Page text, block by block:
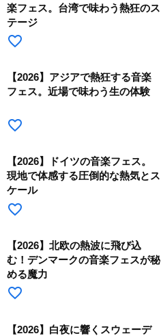
楽フェス。台湾で味わう熱狂のス
テージ
favorite_border
【2026】アジアで熱狂する音楽
フェス。近場で味わう生の体験
favorite_border
【2026】ドイツの音楽フェス。
現地で体感する圧倒的な熱気とス
ケール
favorite_border
【2026】北欧の熱波に飛び込
む！デンマークの音楽フェスが秘
める魔力
favorite_border
【2026】白夜に響くスウェーデ